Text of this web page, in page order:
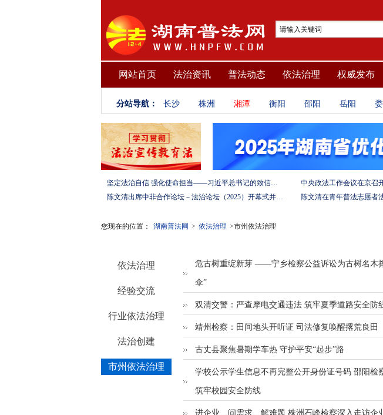
网站首页 法治资讯 普法动态 依法治理 权威发布
分站导航： 长沙 株洲 湘潭 衡阳 邵阳 岳阳
坚定法治自信 强化使命担当——习近平总书记的致信激励法学法律工作者投身全面依法治国伟大实践 中央政法工作会议在京召
陈文清出席中非合作论坛－法治论坛（2025）开幕式并在湖南调研
您现在的位置： 湖南普法网 > 依法治理 >市州依法治理
依法治理
经验交流
行业依法治理
法治创建
市州依法治理
危古树重绽新芽 ——宁乡检察公益诉讼为古树名木
伞”
双清交警：严查摩电交通违法 筑牢夏季道路安全防
靖州检察：田间地头开听证 司法修复唤醒撂荒良田
古丈县聚焦暑期学车热 守护平安“起步”路
学校公示学生信息不再完整公开身份证号码 邵阳检
筑牢校园安全防线
进企业、问需求、解难题 株洲石峰检察深入走访企